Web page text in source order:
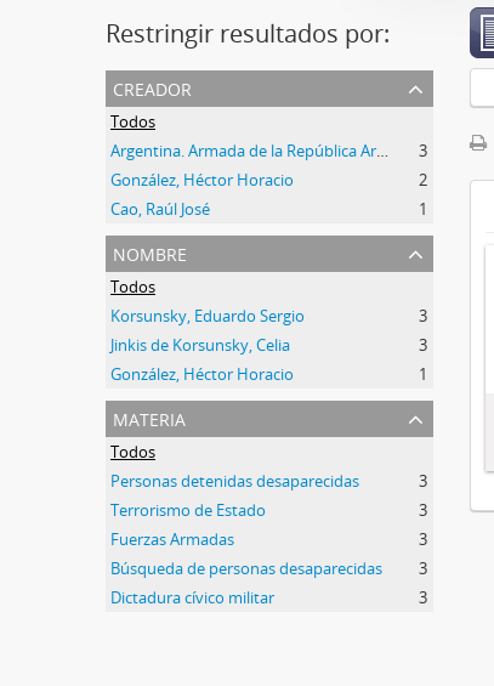
Restringir resultados por:
creador
Todos
3
González, Héctor Horacio
2
Cao, Raúl José
1
nombre
Todos
Korsunsky, Eduardo Sergio
3
Jinkis de Korsunsky, Celia
3
González, Héctor Horacio
1
materia
Todos
Personas detenidas desaparecidas
3
Terrorismo de Estado
3
Fuerzas Armadas
3
Búsqueda de personas desaparecidas
3
Dictadura cívico militar
3